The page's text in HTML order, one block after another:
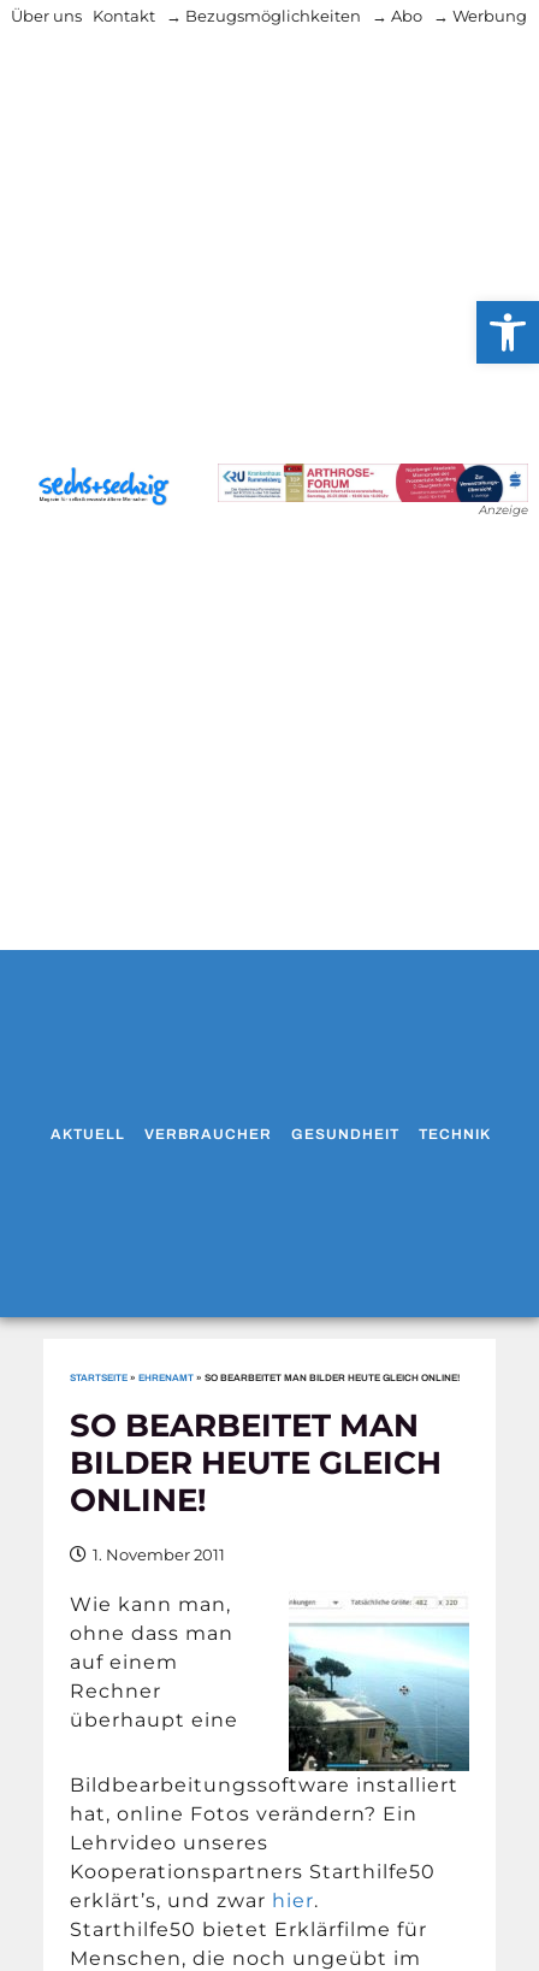
Über uns Kontakt → Bezugsmöglichkeiten → Abo → Werbung
Anzeige
AKTUELL VERBRAUCHER GESUNDHEIT TECHNIK
STARTSEITE »EHRENAMT »SO BEARBEITET MAN BILDER HEUTE GLEICH ONLINE!
SO BEARBEITET MAN
BILDER HEUTE GLEICH
ONLINE!
1. November 2011
Wie kann man,
ohne dass man
auf einem
Rechner
überhaupt eine
Bildbearbeitungssoftware installiert
hat, online Fotos verändern? Ein
Lehrvideo unseres
Kooperationspartners Starthilfe50
erklärt’s, und zwar hier.
Starthilfe50 bietet Erklärfilme für
Menschen, die noch ungeübt im